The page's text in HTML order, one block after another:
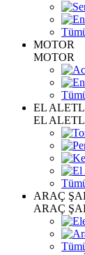
MOTOR
MOTOR
EL
EL
ARAÇ
ARAÇ